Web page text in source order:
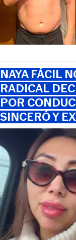
NAYA FÁCIL
RADICAL
POR
SINCERÓ Y